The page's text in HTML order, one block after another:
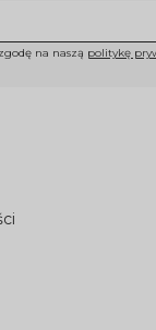
na naszą politykę